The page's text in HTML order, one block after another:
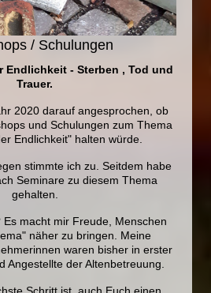
/ Schulungen
Endlichkeit - Sterben , Tod und
Trauer.
2020 darauf angesprochen, ob
und Schulungen zum Thema
Endlichkeit" halten würde.
stimmte ich zu. Seitdem habe
Seminare zu diesem Thema
gehalten.
Es macht mir Freude, Menschen
näher zu bringen. Meine
waren bisher in erster
Angestellte der Altenbetreuung.